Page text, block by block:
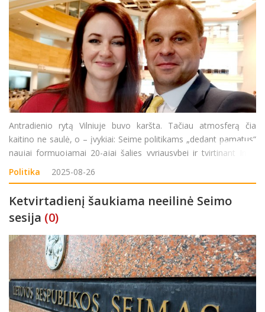
Antradienio rytą Vilniuje buvo karšta. Tačiau atmosferą čia
kaitino ne saulė, o – įvykiai: Seime politikams „dedant pamatus“
naujai formuojamai 20-ajai šalies vyriausybei ir tvirtinant Ingą
Ruginienę kaip naująją Ministrę Pirmininkę, nepritarimą naujai
Politika 2025-08-26
Ketvirtadienį šaukiama neeilinė Seimo
sesija (0)